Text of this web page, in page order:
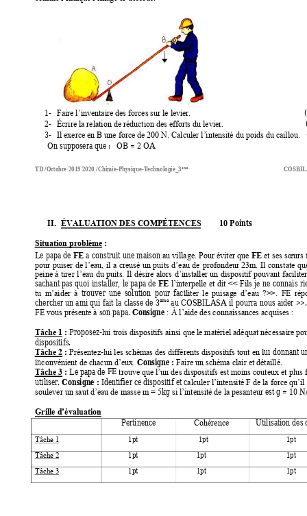
TD /Octobre 2019 2020 /Chimie-Physique-Technologie_3eme CO
1- Faire l’inventaire des forces sur le levier.
2-
Écrire la relation de réduction des efforts du levier.
3-
Il exerce en B une force de 200 N. Calculer l’intensité du poids du caillou.
      On supposera que :   OB = 2 OA
II. ÉVALUATION DES COMPÉTENCES
         10 Poin
ts
Situation problème :
Le papa de FE a construit une maison au village. Pour éviter que FE et ses sœurs
pour puiser de l’eau, il a creusé un puits d’eau de profondeur 23m. Il constate
peine à tirer l’eau du puits. Il désire alors d’installer un dispositif pouvant
sachant pas quoi installer, le papa de FE l’interpelle et dit << Fils je ne connais
tu m’aider à trouver une solution pour faciliter le puisage d’eau ?>>. FE
chercher un ami qui fait la classe de 3ème au COSBILASA il pourra nous aider
FE vous présente à son papa. Consigne : À l’aide des connaissances acquises :
Tâche 1 : Proposez-lui trois dispositifs ainsi que le matériel adéquat nécessaire
Tâche 2 : Présentez-lui les schémas des différents dispositifs tout en lui donnant
inconvénient de chacun d’eux. Consigne : Faire un schéma clair et détaillé.
Tâche 3 : Le papa de FE trouve que l’un des dispositifs est moins couteux et plus
utiliser. Consigne : Identifier ce dispositif et calculer l’intensité F de la force qu’il
soulever un saut d’eau de masse m = 5kg si l’intensité de la pesanteur est g
Grille d’évaluation
Pertinence Cohérence Utilisation des
Tâche 1
            1pt
          1pt
                  1pt
Tâche 2
            1pt
         1pt
                  1pt
Tâche 3
            1pt
         1pt
                  1pt